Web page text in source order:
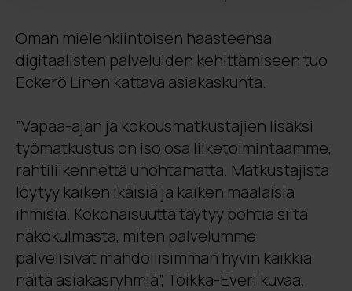
Oman mielenkiintoisen haasteensa
digitaalisten palveluiden kehittämiseen tuo
Eckerö Linen kattava asiakaskunta.
”Vapaa-ajan ja kokousmatkustajien lisäksi
työmatkustus on iso osa liiketoimintaamme,
rahtiliikennettä unohtamatta. Matkustajista
löytyy kaiken ikäisiä ja kaiken maalaisia
ihmisiä. Kokonaisuutta täytyy pohtia siitä
näkökulmasta, miten palvelumme
palvelisivat mahdollisimman hyvin kaikkia
näitä asiakasryhmiä”, Toikka-Everi kuvaa.